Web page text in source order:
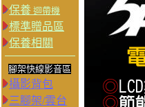
保養 迴帶機
標準贈品區
保養相關
腳架快線影音區
攝影背包
三腳架/雲台